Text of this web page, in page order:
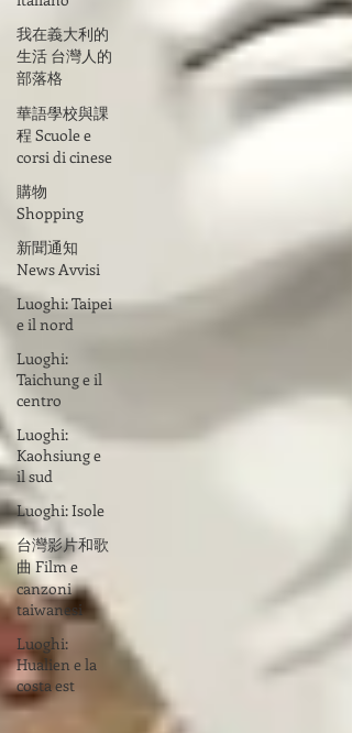
我在義大利的
生活 台灣人的
部落格
華語學校與課
程 Scuole e
corsi di cinese
購物
Shopping
新聞通知
News Avvisi
Luoghi: Taipei
e il nord
Luoghi:
Taichung e il
centro
Luoghi:
Kaohsiung e
il sud
Luoghi: Isole
台灣影片和歌
曲 Film e
canzoni
taiwanesi
Luoghi:
Hualien e la
costa est